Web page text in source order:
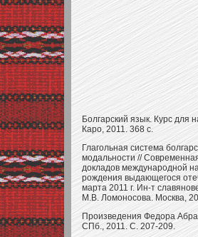
Болгарский язык. Курс
Каро, 2011. 368 с.
Глагольная система
модальности //
докладов международной
рождения выдающегося
марта 2011 г. Ин-т
М.В. Ломоносова. Москва,
Произведения Федора
СПб., 2011. С. 207-209.